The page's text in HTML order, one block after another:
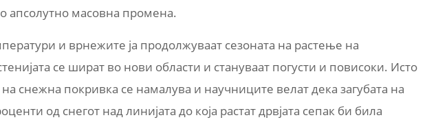
апсолутно масовна промена.
и врнежите ја продолжуваат сезоната на растење на
се шират во нови области и стануваат погусти и повисоки. Исто
снежна покривка се намалува и научниците велат дека загубата на
од снегот над линијата до која растат дрвјата сепак би била